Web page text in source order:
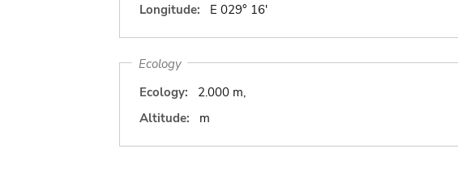
Longitude:
E 029° 16'
Ecology
Ecology:
2.000 m,
Altitude:
m